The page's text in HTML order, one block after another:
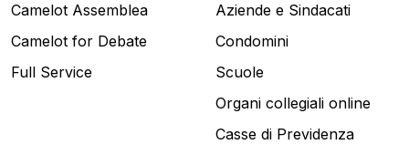
Camelot Assemblea
Camelot for Debate
Full Service
Aziende e Sindacati
Condomini
Scuole
Organi collegiali online
Casse di Previdenza